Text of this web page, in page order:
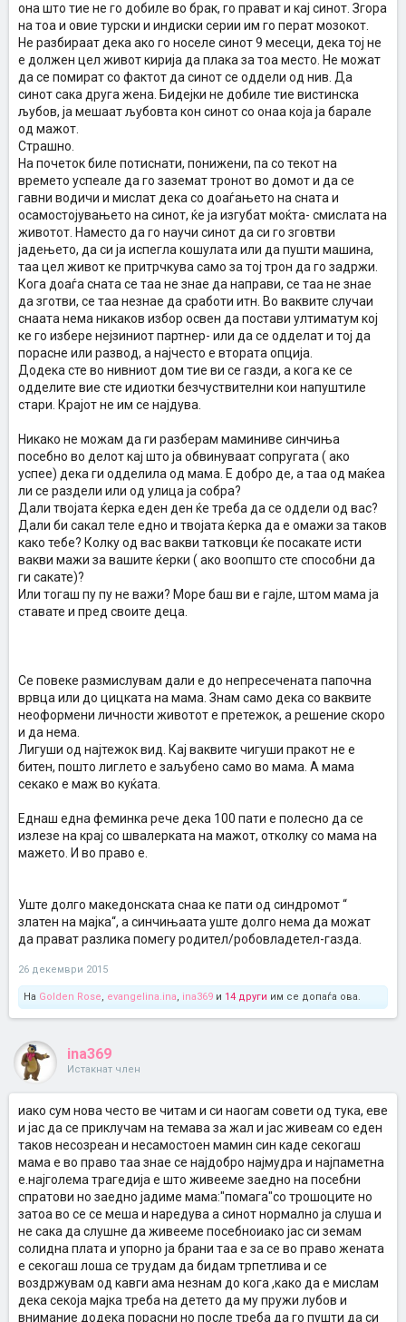
она што тие не го добиле во брак, го прават и кај синот. Згора
на тоа и овие турски и индиски серии им го перат мозокот.
Не разбираат дека ако го носеле синот 9 месеци, дека тој не
е должен цел живот кирија да плака за тоа место. Не можат
да се помират со фактот да синот се оддели од нив. Да
синот сака друга жена. Бидејки не добиле тие вистинска
љубов, ја мешаат љубовта кон синот со онаа која ја барале
од мажот.
Страшно.
На почеток биле потиснати, понижени, па со текот на
времето успеале да го заземат тронот во домот и да се
гавни водичи и мислат дека со доаѓањето на сната и
осамостојувањето на синот, ќе ја изгубат моќта- смислата на
животот. Наместо да го научи синот да си го зговтви
јадењето, да си ја испегла кошулата или да пушти машина,
таа цел живот ке притрчкува само за тој трон да го задржи.
Кога доаѓа сната се таа не знае да направи, се таа не знае
да зготви, се таа незнае да сработи итн. Во ваквите случаи
снаата нема никаков избор освен да постави ултиматум кој
ке го избере нејзиниот партнер- или да се одделат и тој да
порасне или развод, а најчесто е втората опција.
Додека сте во нивниот дом тие ви се газди, а кога ке се
одделите вие сте идиотки безчуствителни кои напуштиле
стари. Крајот не им се најдува.
Никако не можам да ги разберам маминиве синчиња
посебно во делот кај што ја обвинуваат сопругата ( ако
успее) дека ги одделила од мама. Е добро де, а таа од маќеа
ли се раздели или од улица ја собра?
Дали твојата ќерка еден ден ќе треба да се оддели од вас?
Дали би сакал теле едно и твојата ќерка да е омажи за таков
како тебе? Колку од вас вакви татковци ќе посакате исти
вакви мажи за вашите ќерки ( ако воопшто сте способни да
ги сакате)?
Или тогаш пу пу не важи? Море баш ви е гајле, штом мама ја
ставате и пред своите деца.
Се повеке размислувам дали е до непресечената папочна
врвца или до цицката на мама. Знам само дека со ваквите
неоформени личности животот е претежок, а решение скоро
и да нема.
Лигуши од најтежок вид. Кај ваквите чигуши пракот не е
битен, пошто лиглето е заљубено само во мама. А мама
секако е маж во куќата.
Еднаш една феминка рече дека 100 пати е полесно да се
излезе на крај со швалерката на мажот, отколку со мама на
мажето. И во право е.
Уште долго македонската снаа ке пати од синдромот “
златен на мајка“, а синчињаата уште долго нема да можат
да прават разлика помегу родител/робовладетел-газда.
26 декември 2015
На Golden Rose, evangelina.ina, ina369 и 14 други им се допаѓа ова.
ina369
Истакнат член
иако сум нова често ве читам и си наогам совети од тука, еве
и јас да се приклучам на темава за жал и јас живеам со еден
таков несозреан и несамостоен мамин син каде секогаш
мама е во право таа знае се најдобро најмудра и најпаметна
е.најголема трагедија е што живееме заедно на посебни
спратови но заедно јадиме мама:"помага"со трошоците но
затоа во се се меша и наредува а синот нормално ја слуша и
не сака да слушне да живееме посебноиако јас си земам
солидна плата и упорно ја брани таа е за се во право жената
е секогаш лоша се трудам да бидам трпетлива и се
воздржувам од кавги ама незнам до кога ,како да е мислам
дека секоја мајка треба на детето да му пружи лубов и
внимание додека порасни но после треба да го пушти да си